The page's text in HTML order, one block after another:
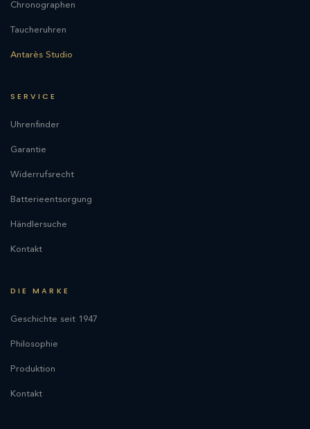
Chronographen
Taucheruhren
Antarès Studio
SERVICE
Uhrenfinder
Garantie
Widerrufsrecht
Batterieentsorgung
Händlersuche
Kontakt
DIE MARKE
Geschichte seit 1947
Philosophie
Produktion
Kontakt